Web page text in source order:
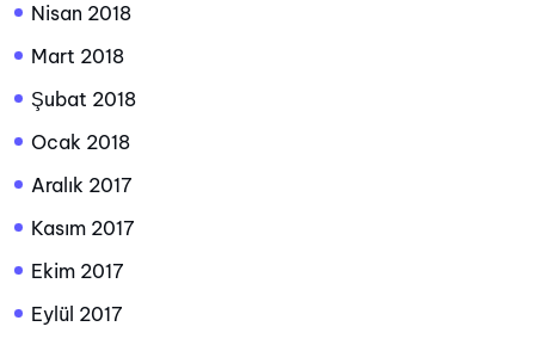
Nisan 2018
Mart 2018
Şubat 2018
Ocak 2018
Aralık 2017
Kasım 2017
Ekim 2017
Eylül 2017